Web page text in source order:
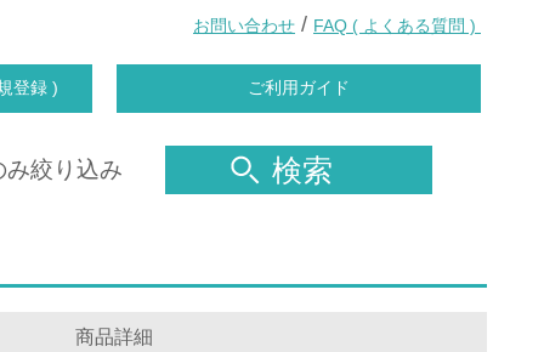
お問い合わせ / FAQ ( よくある質問 )
登録 ) ご利用ガイド
み絞り込み 検索
商品詳細